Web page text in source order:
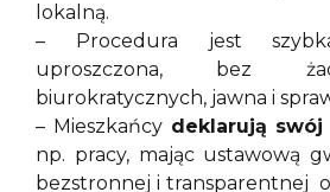
lokalną.
– Procedura jest
uproszczona, bez
biurokratycznych, jawna i
– Mieszkańcy deklarują swój
np. pracy, mając ustawową
bezstronnej i transparentnej